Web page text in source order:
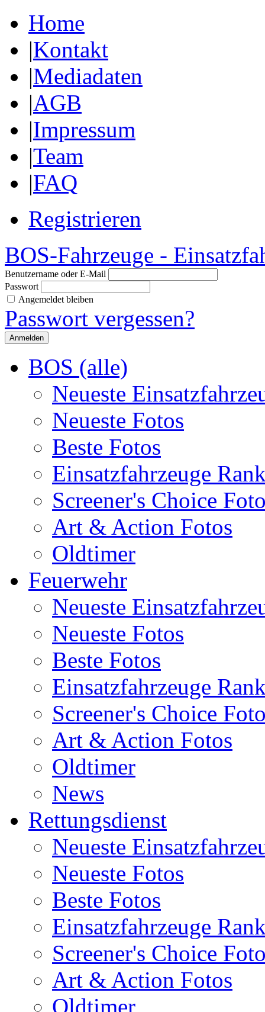
Home
|Kontakt
|Mediadaten
|AGB
|Impressum
|Team
|FAQ
Registrieren
BOS-Fahrzeuge -
Benutzername oder E-Mail
Passwort
Angemeldet bleiben
Passwort vergessen?
BOS (alle)
Neueste
Neueste Fotos
Beste Fotos
Einsatzfahrzeuge
Screener's Choice
Art & Action Fotos
Oldtimer
Feuerwehr
Neueste
Neueste Fotos
Beste Fotos
Einsatzfahrzeuge
Screener's Choice
Art & Action Fotos
Oldtimer
News
Rettungsdienst
Neueste
Neueste Fotos
Beste Fotos
Einsatzfahrzeuge
Screener's Choice
Art & Action Fotos
Oldtimer